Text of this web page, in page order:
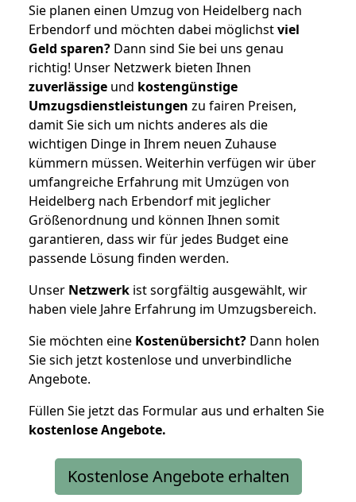
Sie planen einen Umzug von Heidelberg nach
Erbendorf und möchten dabei möglichstviel
Geld sparen? Dann sind Sie bei uns genau
richtig! Unser Netzwerk bieten Ihnen
zuverlässige und kostengünstige
Umzugsdienstleistungen zu fairen Preisen,
damit Sie sich um nichts anderes als die
wichtigen Dinge in Ihrem neuen Zuhause
kümmern müssen. Weiterhin verfügen wir über
umfangreiche Erfahrung mit Umzügen von
Heidelberg nach Erbendorf mit jeglicher
Größenordnung und können Ihnen somit
garantieren, dass wir für jedes Budget eine
passende Lösung finden werden.
Unser Netzwerk ist sorgfältig ausgewählt, wir
haben viele Jahre Erfahrung im Umzugsbereich.
Sie möchten eine Kostenübersicht? Dann holen
Sie sich jetzt kostenlose und unverbindliche
Angebote.
Füllen Sie jetzt das Formular aus und erhalten Sie
kostenloseAngebote.
Kostenlose Angebote erhalten